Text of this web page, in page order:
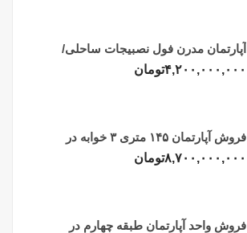
آپارتمان مدرن فول نصبیجات ساحلی/
فریدونکنار
۴,۲۰۰,۰۰۰,۰۰۰تومان
فروش آپارتمان ۱۴۵ متری ۳ خوابه در
فریدونکنار
۸,۷۰۰,۰۰۰,۰۰۰تومان
فروش واحد آپارتمان طبقه چهارم در